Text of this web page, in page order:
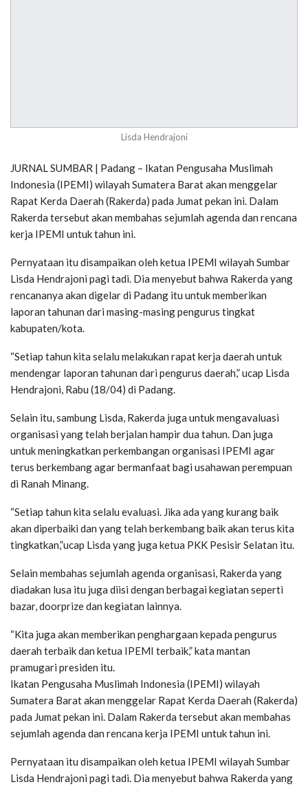
Lisda Hendrajoni
JURNAL SUMBAR | Padang – Ikatan Pengusaha Muslimah
Indonesia (IPEMI) wilayah Sumatera Barat akan menggelar
Rapat Kerda Daerah (Rakerda) pada Jumat pekan ini. Dalam
Rakerda tersebut akan membahas sejumlah agenda dan rencana
kerja IPEMI untuk tahun ini.
Pernyataan itu disampaikan oleh ketua IPEMI wilayah Sumbar
Lisda Hendrajoni pagi tadi. Dia menyebut bahwa Rakerda yang
rencananya akan digelar di Padang itu untuk memberikan
laporan tahunan dari masing-masing pengurus tingkat
kabupaten/kota.
“Setiap tahun kita selalu melakukan rapat kerja daerah untuk
mendengar laporan tahunan dari pengurus daerah,” ucap Lisda
Hendrajoni, Rabu (18/04) di Padang.
Selain itu, sambung Lisda, Rakerda juga untuk mengavaluasi
organisasi yang telah berjalan hampir dua tahun. Dan juga
untuk meningkatkan perkembangan organisasi IPEMI agar
terus berkembang agar bermanfaat bagi usahawan perempuan
di Ranah Minang.
“Setiap tahun kita selalu evaluasi. Jika ada yang kurang baik
akan diperbaiki dan yang telah berkembang baik akan terus kita
tingkatkan,”ucap Lisda yang juga ketua PKK Pesisir Selatan itu.
Selain membahas sejumlah agenda organisasi, Rakerda yang
diadakan lusa itu juga diisi dengan berbagai kegiatan seperti
bazar, doorprize dan kegiatan lainnya.
“Kita juga akan memberikan penghargaan kepada pengurus
daerah terbaik dan ketua IPEMI terbaik,” kata mantan
pramugari presiden itu.
Ikatan Pengusaha Muslimah Indonesia (IPEMI) wilayah
Sumatera Barat akan menggelar Rapat Kerda Daerah (Rakerda)
pada Jumat pekan ini. Dalam Rakerda tersebut akan membahas
sejumlah agenda dan rencana kerja IPEMI untuk tahun ini.
Pernyataan itu disampaikan oleh ketua IPEMI wilayah Sumbar
Lisda Hendrajoni pagi tadi. Dia menyebut bahwa Rakerda yang